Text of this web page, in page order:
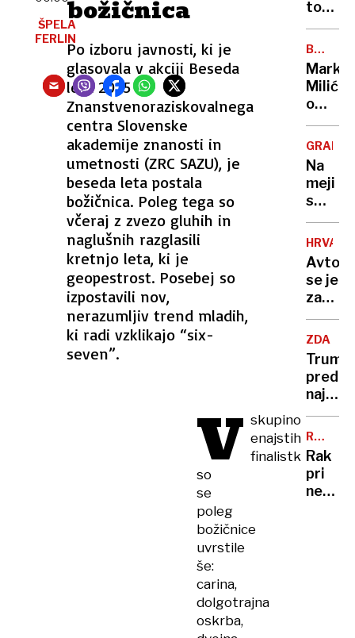
božičnica
Po izboru javnosti, ki je
glasovala v akciji Beseda
leta 2025
Znanstvenoraziskovalnega
centra Slovenske
akademije znanosti in
umetnosti (ZRC SAZU), je
beseda leta postala
božičnica. Poleg tega so
včeraj z zvezo gluhih in
naglušnih razglasili
kretnjo leta, ki je
geopestrost. Posebej so
izpostavili nov,
nerazumljiv trend mladih,
ki radi vzklikajo “six-
seven”.
ŠPELA
FERLIN
V skupino
enajstih
finalistk
so
se
poleg
božičnice
uvrstile
še:
carina,
dolgotrajna
oskrba,
z
usodi
ton
pršuta
bo
romalo
v
lastnik
ni
imel
niti
enega
BREZ
DLAKE
NA
JEZIKU
Marko
Milić
o
ki ga
je
stala
NBA-
da
sem
to
storil«
Na
meji
s
pozabil
ženo
in
proti
sem,
da
se
se je
na
rampi
potniki
so
ga
tresli
in
ZDA
Trump
pred
so
nizke
SIN
Rak
pri